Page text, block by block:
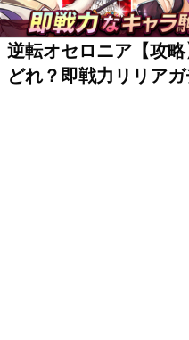
逆転オセロニア【攻
どれ？即戦力リリア